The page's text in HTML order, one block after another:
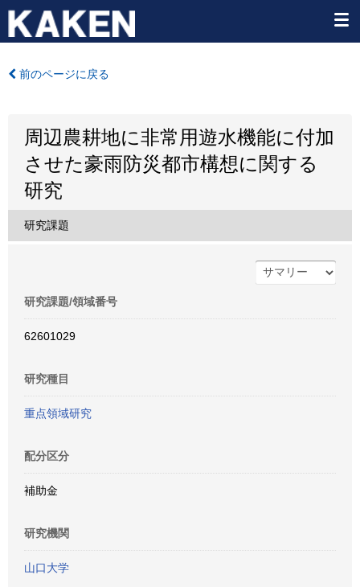
前のページに戻る
周辺農耕地に非常用遊水機能に付加
させた豪雨防災都市構想に関する
研究
研究課題
研究課題/領域番号
62601029
研究種目
重点領域研究
配分区分
補助金
研究機関
山口大学